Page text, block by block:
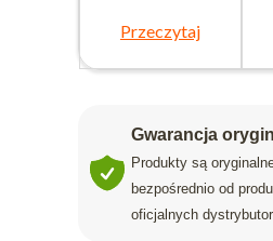
Przeczytaj
Gwarancja
Produkty są
bezpośrednio od
oficjalnych